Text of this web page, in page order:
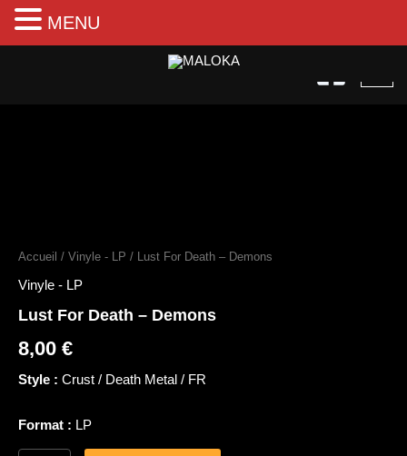
Aller
Accueil / Vinyle - LP / Lust For Death – Demons
Vinyle - LP
Lust For Death – Demons
8,00 €
Style : Crust / Death Metal / FR
Format : LP
For
Death
Demons
MENU